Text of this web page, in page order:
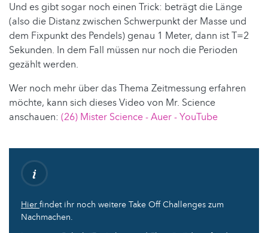
Und es gibt sogar noch einen Trick: beträgt die Länge
(also die Distanz zwischen Schwerpunkt der Masse und
dem Fixpunkt des Pendels) genau 1 Meter, dann ist T=2
Sekunden. In dem Fall müssen nur noch die Perioden
gezählt werden.
Wer noch mehr über das Thema Zeitmessung erfahren
möchte, kann sich dieses Video von Mr. Science
anschauen: (26) Mister Science - Auer - YouTube
Hier findet ihr noch weitere Take Off Challenges zum
Nachmachen.